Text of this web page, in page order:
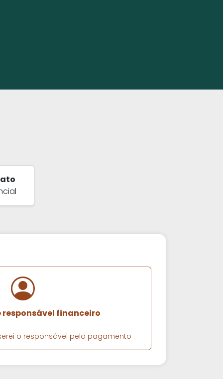
responsável financeiro
o responsável pelo pagamento